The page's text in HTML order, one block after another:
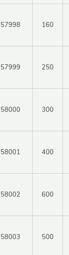
57998 160
57999 250
58000 300
58001 400
58002 600
58003 500
Закрыть